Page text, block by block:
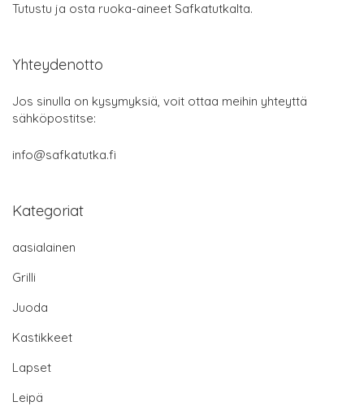
Tutustu ja osta ruoka-aineet Safkatutkalta.
Yhteydenotto
Jos sinulla on kysymyksiä, voit ottaa meihin yhteyttä
sähköpostitse:
info@safkatutka.fi
Kategoriat
aasialainen
Grilli
Juoda
Kastikkeet
Lapset
Leipä